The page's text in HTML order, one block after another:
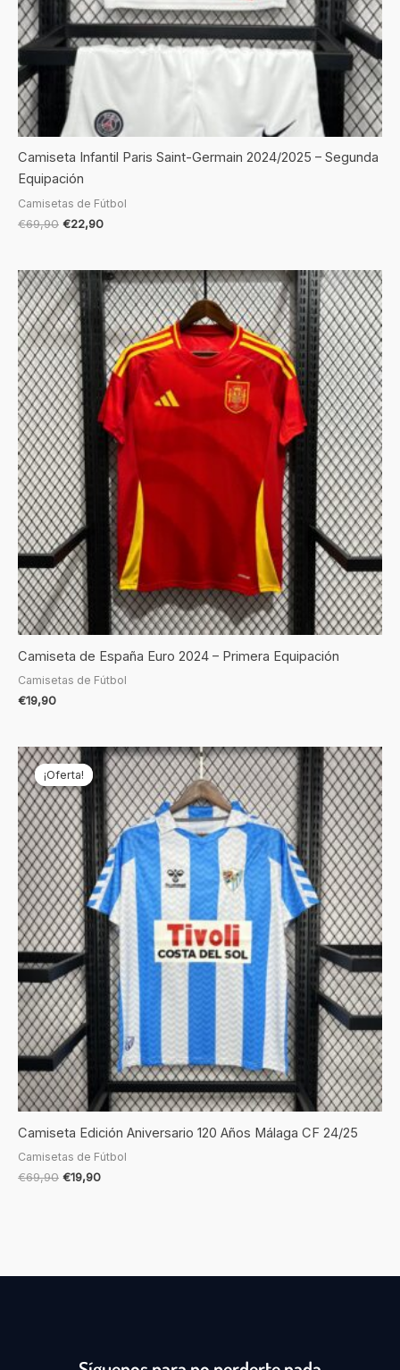
Camiseta Infantil Paris Saint-Germain 2024/2025 – Segunda
Equipación
Camisetas de Fútbol
€69,90 €22,90
Camiseta de España Euro 2024 – Primera Equipación
Camisetas de Fútbol
€19,90
¡Oferta!
¡Oferta!
Camiseta Edición Aniversario 120 Años Málaga CF 24/25
Camisetas de Fútbol
€69,90
El
precio
original
era:
€69,90.
€19,90
El
precio
actual
es:
€19,90.